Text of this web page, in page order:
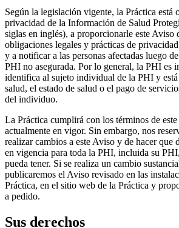
Según la legislación vigente, la Práctica está
privacidad de la Información de Salud
siglas en inglés), a proporcionarle este Aviso
obligaciones legales y prácticas de
y a notificar a las personas afectadas luego
PHI no asegurada. Por lo general, la PHI es
identifica al sujeto individual de la PHI y
salud, el estado de salud o el pago de
del individuo.
La Práctica cumplirá con los términos de
actualmente en vigor. Sin embargo, nos
realizar cambios a este Aviso y de hacer que
en vigencia para toda la PHI, incluida su
pueda tener. Si se realiza un cambio
publicaremos el Aviso revisado en las
Práctica, en el sitio web de la Práctica y
a pedido.
Sus derechos